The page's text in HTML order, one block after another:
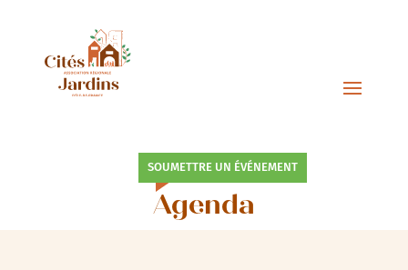
SOUMETTRE UN ÉVÉNEMENT
Agenda